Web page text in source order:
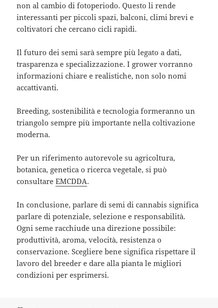
non al cambio di fotoperiodo. Questo li rende
interessanti per piccoli spazi, balconi, climi brevi e
coltivatori che cercano cicli rapidi.
Il futuro dei semi sarà sempre più legato a dati,
trasparenza e specializzazione. I grower vorranno
informazioni chiare e realistiche, non solo nomi
accattivanti.
Breeding, sostenibilità e tecnologia formeranno un
triangolo sempre più importante nella coltivazione
moderna.
Per un riferimento autorevole su agricoltura,
botanica, genetica o ricerca vegetale, si può
consultareEMCDDA.
In conclusione, parlare di semi di cannabis significa
parlare di potenziale, selezione e responsabilità.
Ogni seme racchiude una direzione possibile:
produttività, aroma, velocità, resistenza o
conservazione. Scegliere bene significa rispettare il
lavoro del breeder e dare alla pianta le migliori
condizioni per esprimersi.